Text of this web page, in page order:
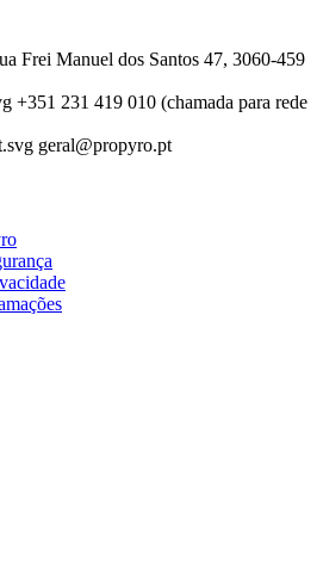
Frei Manuel dos Santos 47, 3060-459
+351 231 419 010 (chamada para rede
geral@propyro.pt